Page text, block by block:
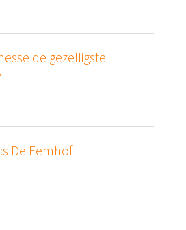
de gezelligste
De Eemhof